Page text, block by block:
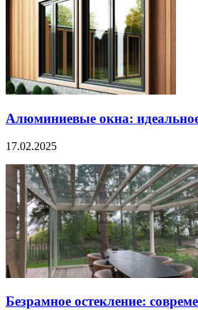
Алюминиевые окна:
17.02.2025
Безрамное остекление: